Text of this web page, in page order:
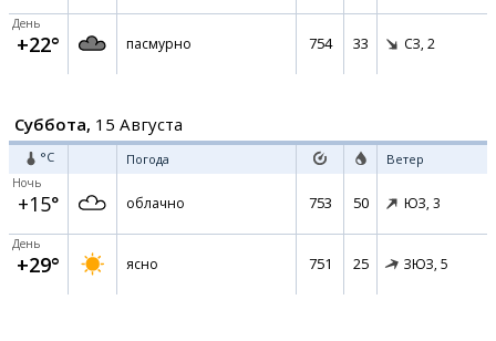
День
+22° пасмурно 754 33 СЗ, 2
Суббота, 15 Августа
°C Погода Ветер
Ночь
+15° облачно 753 50 ЮЗ, 3
День
+29° ясно 751 25 ЗЮЗ, 5